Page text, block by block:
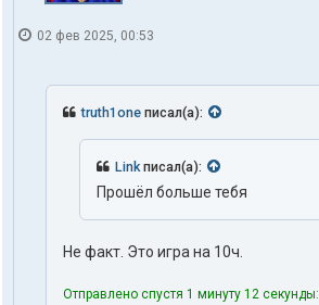
02 фев 2025, 00:53
truth1one писал(а):
Link писал(а):
Прошёл больше тебя
Не факт. Это игра на 10ч.
Отправлено спустя 1 минуту 12 секунды: